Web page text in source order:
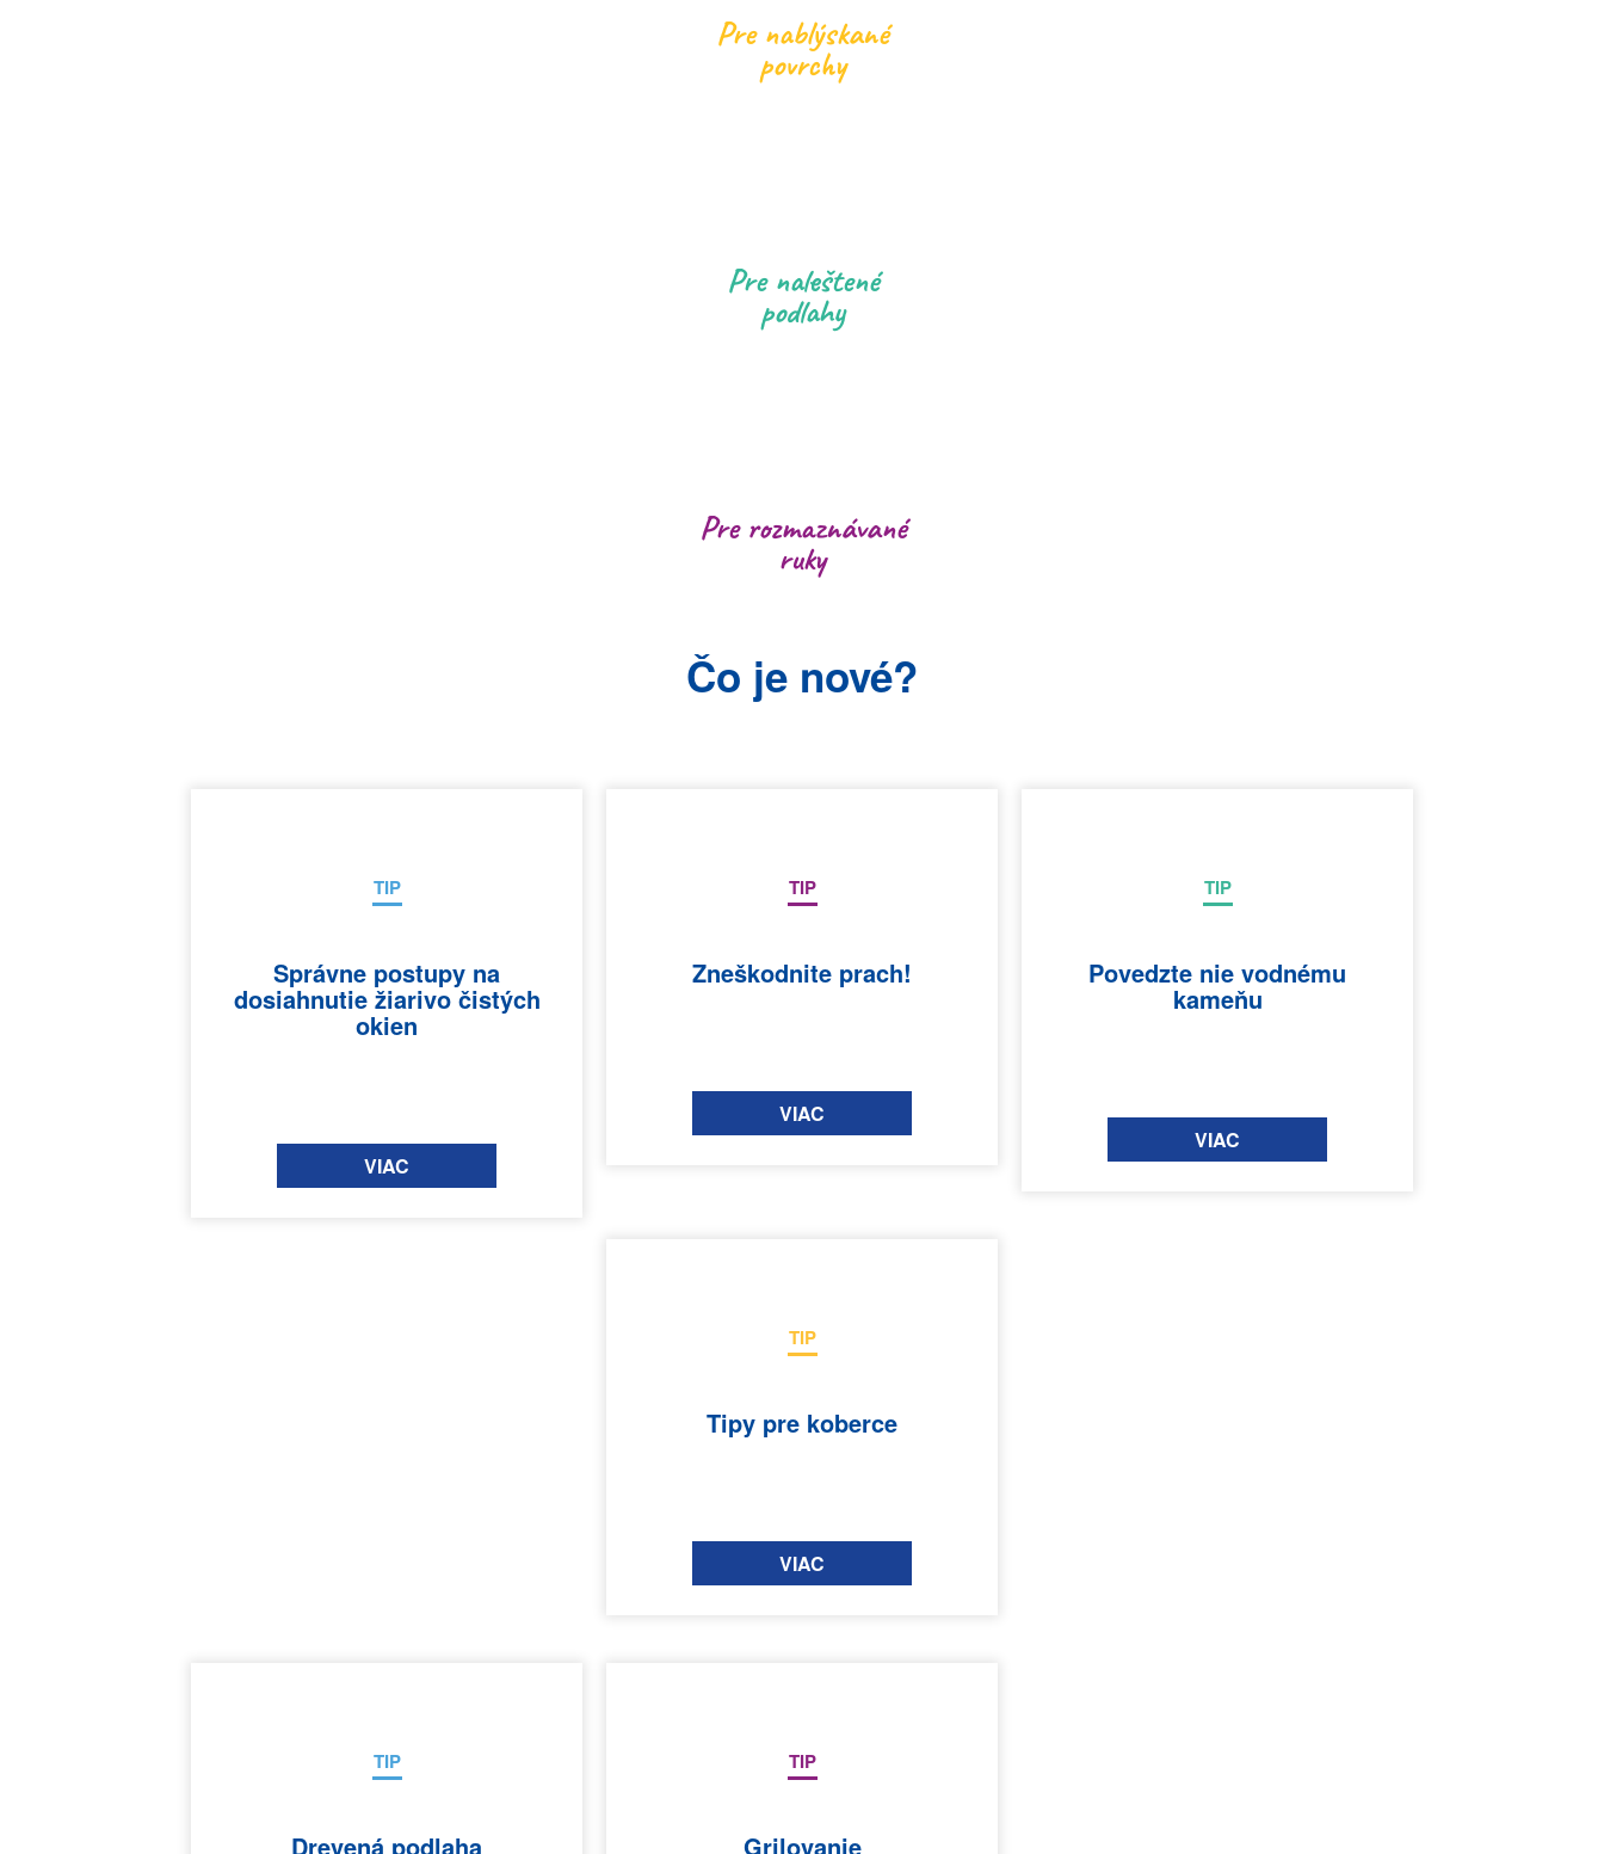
Pre nablýskané
povrchy
Pre naleštené
podlahy
Pre rozmaznávané
ruky
Čo je nové?
TIP
Správne postupy na
dosiahnutie žiarivo čistých
okien
VIAC
TIP
Zneškodnite prach!
VIAC
TIP
Povedzte nie vodnému
kameňu
VIAC
TIP
Tipy pre koberce
VIAC
TIP
Drevená podlaha
TIP
Grilovanie